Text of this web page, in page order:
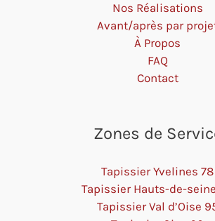
Nos Réalisations
Avant/après par
À Propos
FAQ
Contact
Zones de
Tapissier Yvelines 78
Tapissier Hauts-de-
Tapissier Val d’Oise